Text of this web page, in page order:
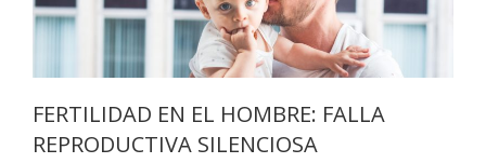
FERTILIDAD EN EL HOMBRE: FALLA
REPRODUCTIVA SILENCIOSA